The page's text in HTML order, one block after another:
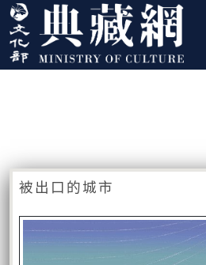
跳到主要內容
:::
被出口的城市